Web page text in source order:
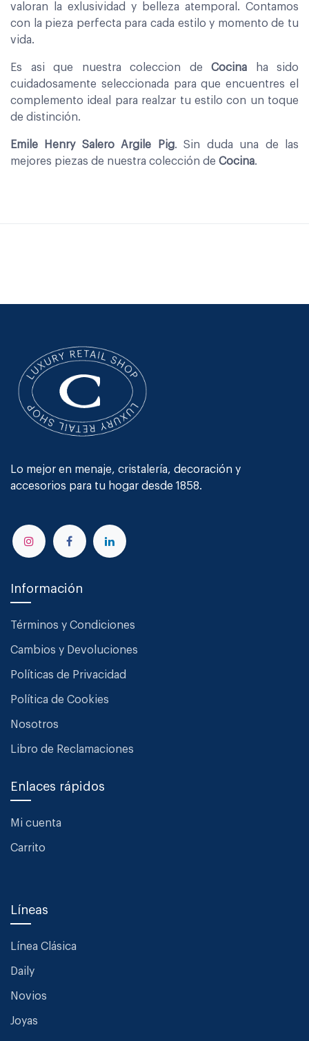
valoran la exlusividad y belleza atemporal. Contamos
con la pieza perfecta para cada estilo y momento de tu
vida.
Es asi que nuestra coleccion de Cocina ha sido
cuidadosamente seleccionada para que encuentres el
complemento ideal para realzar tu estilo con un toque
de distinción.
Emile Henry Salero Argile Pig. Sin duda una de las
mejores piezas de nuestra colección de Cocina.
Lo mejor en menaje, cristalería, decoración y
accesorios para tu hogar desde 1858.
Información
Términos y Condiciones
Cambios y Devoluciones
Políticas de Privacidad
Política de Cookies
Nosotros
Libro de Reclamaciones
Enlaces rápidos
Mi cuenta
Carrito
Líneas
Línea Clásica
Daily
Novios
Joyas